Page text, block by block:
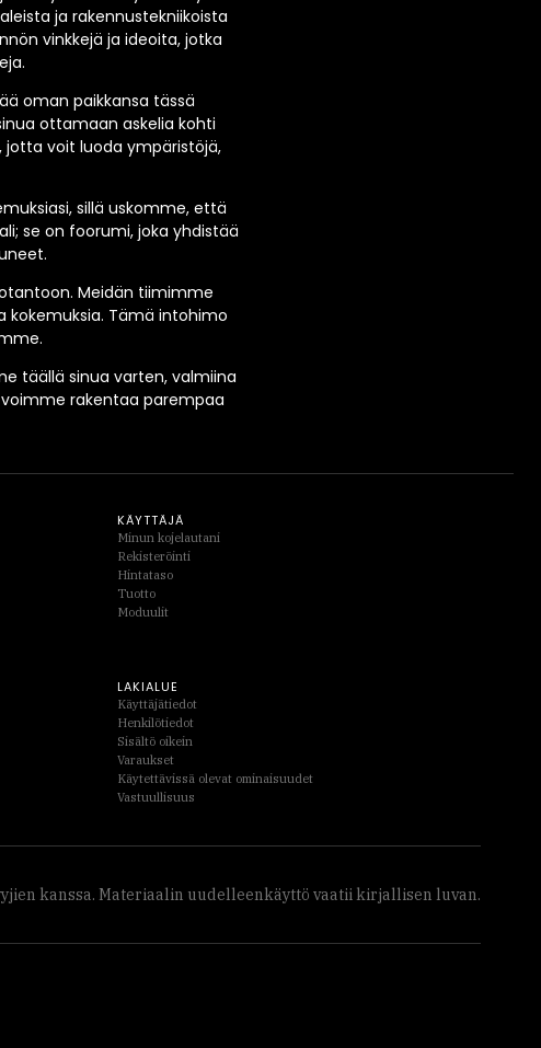
ja rakennustekniikoista
vinkkejä ja ideoita, jotka
oman paikkansa tässä
ottamaan askelia kohti
jotta voit luoda ympäristöjä,
sillä uskomme, että
se on foorumi, joka yhdistää
Meidän tiimimme
Tämä intohimo
täällä sinua varten, valmiina
voimme rakentaa parempaa
kanssa. Materiaalin uudelleenkäyttö vaatii kirjallisen luvan.
KÄYTTÄJÄ
Minun kojelautani
Rekisteröinti
Hintataso
Tuotto
Moduulit
LAKIALUE
Käyttäjätiedot
Henkilötiedot
Sisältö oikein
Varaukset
Käytettävissä olevat ominaisuudet
Vastuullisuus